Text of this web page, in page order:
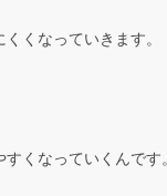
くなっていきます。
くなっていくんです。